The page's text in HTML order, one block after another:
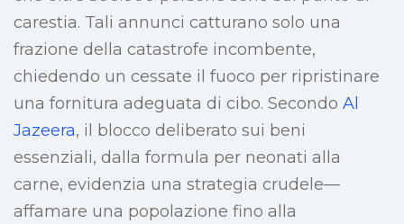
carestia. Tali annunci catturano solo una
frazione della catastrofe incombente,
chiedendo un cessate il fuoco per ripristinare
una fornitura adeguata di cibo. Secondo Al
Jazeera, il blocco deliberato sui beni
essenziali, dalla formula per neonati alla
carne, evidenzia una strategia crudele—
affamare una popolazione fino alla